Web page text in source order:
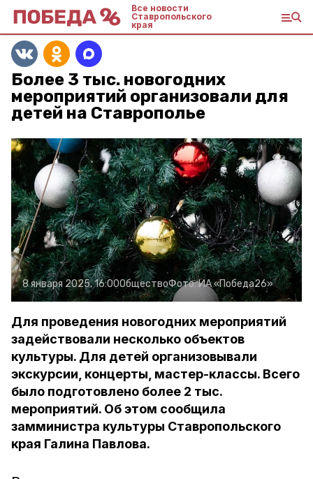
Все новости
Ставропольского
края
Более 3 тыс. новогодних
мероприятий организовали для
детей на Ставрополье
8 января 2025, 16:00ОбществоФото:ИА «Победа26»
Для проведения новогодних мероприятий
задействовали несколько объектов
культуры. Для детей организовывали
экскурсии, концерты, мастер-классы. Всего
было подготовлено более 2 тыс.
мероприятий. Об этом сообщила
замминистра культуры Ставропольского
края Галина Павлова.